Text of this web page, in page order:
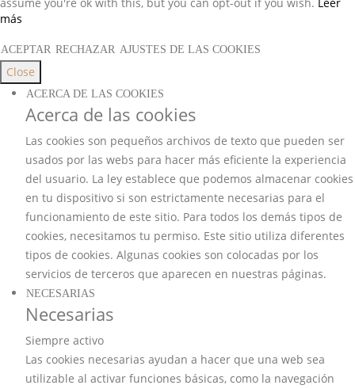
más
ACEPTAR RECHAZAR AJUSTES DE LAS COOKIES
Close
ACERCA DE LAS COOKIES
Acerca de las cookies
Las cookies son pequeños archivos de texto que pueden ser
usados por las webs para hacer más eficiente la experiencia
del usuario. La ley establece que podemos almacenar cookies
en tu dispositivo si son estrictamente necesarias para el
funcionamiento de este sitio. Para todos los demás tipos de
cookies, necesitamos tu permiso. Este sitio utiliza diferentes
tipos de cookies. Algunas cookies son colocadas por los
servicios de terceros que aparecen en nuestras páginas.
NECESARIAS
Necesarias
Siempre activo
Las cookies necesarias ayudan a hacer que una web sea
utilizable al activar funciones básicas, como la navegación